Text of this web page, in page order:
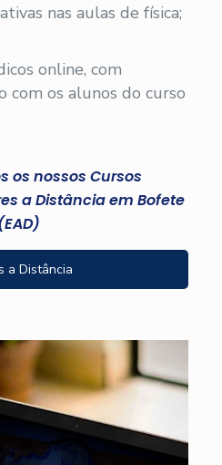
nas aulas de física;
online, com
com os alunos do curso
os nossos Cursos
a Distância em Bofete
a Distância